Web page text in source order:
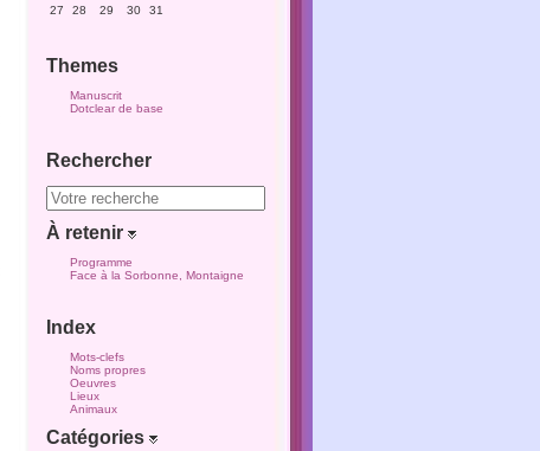
27
28 29 30 31
Themes
Manuscrit
Dotclear de base
Rechercher
À retenir
Programme
Face à la Sorbonne, Montaigne
Index
Mots-clefs
Noms propres
Oeuvres
Lieux
Animaux
Catégories